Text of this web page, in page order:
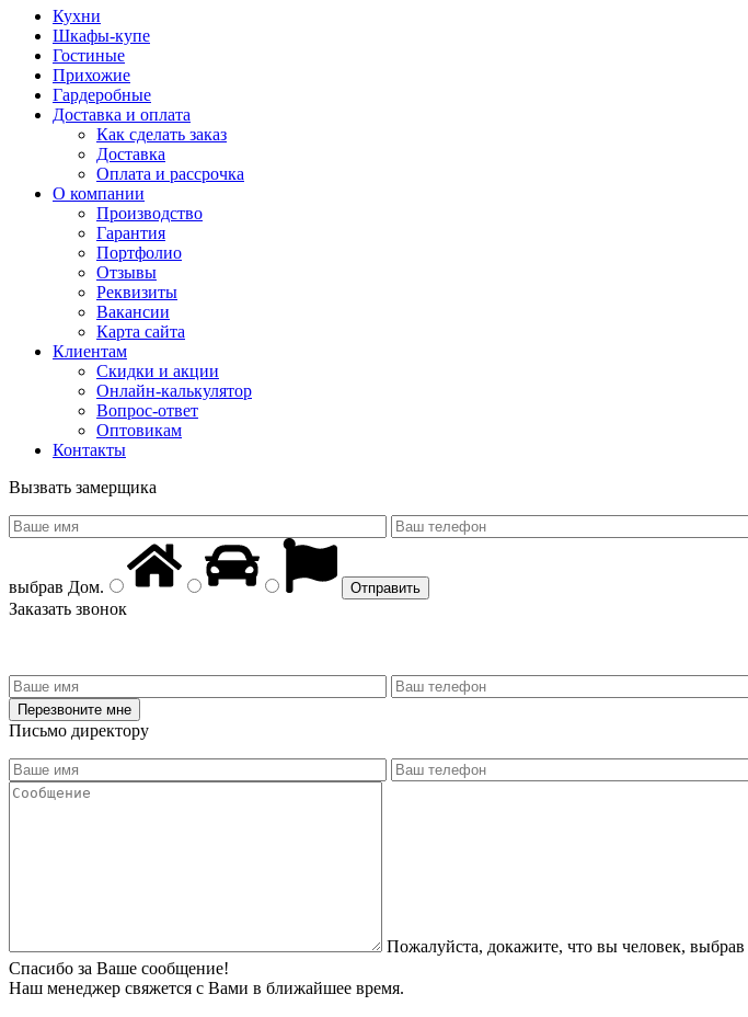
Кухни
Шкафы-купе
Гостиные
Прихожие
Гардеробные
Доставка и оплата
Как сделать заказ
Доставка
Оплата и рассрочка
О компании
Производство
Гарантия
Портфолио
Отзывы
Реквизиты
Вакансии
Карта сайта
Клиентам
Скидки и акции
Онлайн-калькулятор
Вопрос-ответ
Оптовикам
Контакты
Вызвать замерщика
выбрав Дом.
Заказать звонок
Письмо директору
Пожалуйста, докажите, что вы человек, выбрав
Спасибо за Ваше сообщение!
Наш менеджер свяжется с Вами в ближайшее время.